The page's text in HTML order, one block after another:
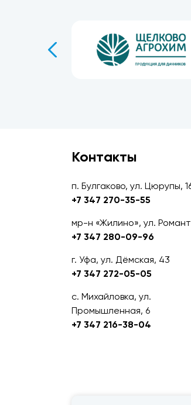
Контакты
п. Булгаково, ул. Цюрупы,
+7 347 270-35-55
мр-н «Жилино», ул.
+7 347 280-09-96
г. Уфа, ул. Дёмская, 43
+7 347 272-05-05
с. Михайловка, ул.
Промышленная, 6
+7 347 216-38-04